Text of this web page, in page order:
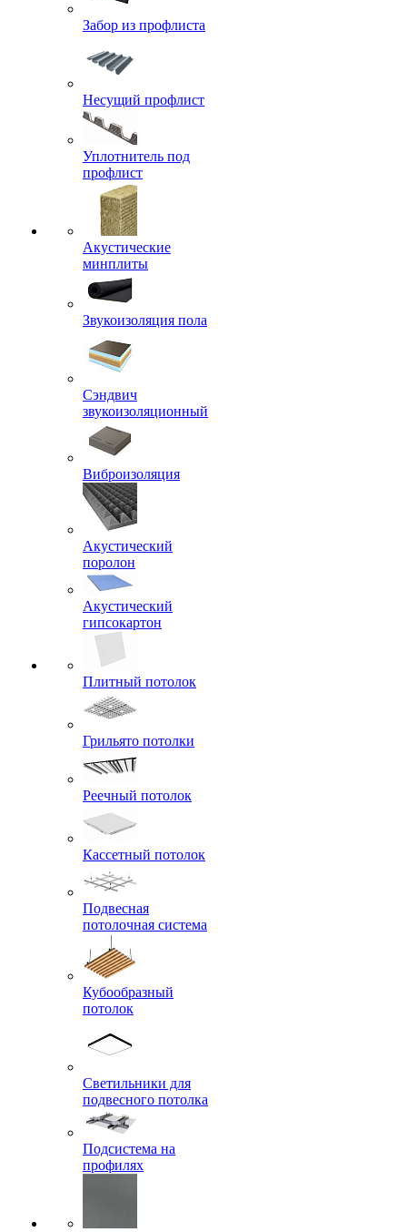
Забор из профлиста
Несущий профлист
Уплотнитель под
профлист
Акустические
минплиты
Звукоизоляция пола
Сэндвич
звукоизоляционный
Виброизоляция
Акустический
поролон
Акустический
гипсокартон
Плитный потолок
Грильято потолки
Реечный потолок
Кассетный потолок
Подвесная
потолочная система
Кубообразный
потолок
Светильники для
подвесного потолка
Подсистема на
профилях